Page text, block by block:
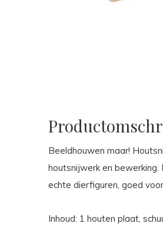
Beeldhouwen maar!
houtsnijwerk en
echte dierfiguren, goed
Inhoud: 1 houten plaat,